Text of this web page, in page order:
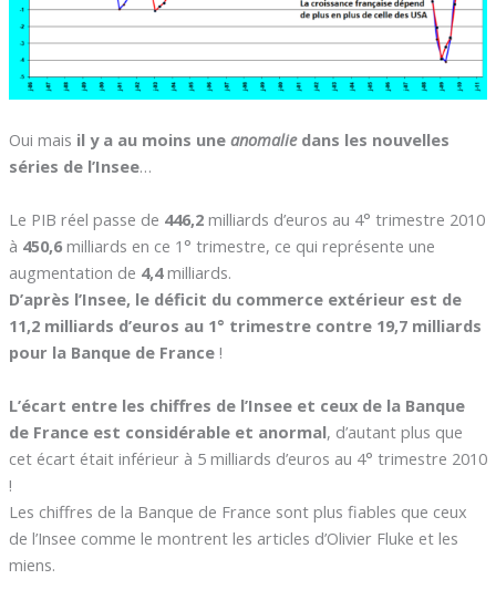
Oui mais il y a au moins uneanomalie dans les nouvelles
séries de l’Insee…
Le PIB réel passe de 446,2 milliards d’euros au 4° trimestre 2010
à 450,6milliards en ce 1° trimestre, ce qui représente une
augmentation de 4,4milliards.
D’après l’Insee, le déficit du commerce extérieur est de
11,2 milliards d’euros au 1° trimestre contre 19,7 milliards
pour la Banque de France !
L’écart entre les chiffres de l’Insee et ceux de la Banque
de France est considérable et anormal, d’autant plus que
cet écart était inférieur à 5 milliards d’euros au 4° trimestre 2010
!
Les chiffres de la Banque de France sont plus fiables que ceux
de l’Insee comme le montrent les articles d’Olivier Fluke et les
miens.